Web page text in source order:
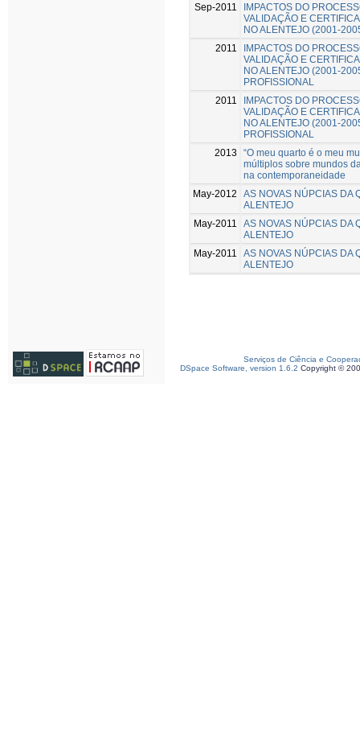
Sep-2011
IMPACTOS DO
VALIDAÇÃO E
NO ALENTEJO (2001-
2011
IMPACTOS DO
VALIDAÇÃO E
NO ALENTEJO (2001-
PROFISSIONAL
2011
IMPACTOS DO
VALIDAÇÃO E
NO ALENTEJO (2001-
PROFISSIONAL
2013
“O meu quarto é o meu
múltiplos sobre mundos
na contemporaneidade
May-2012
AS NOVAS NÚPCIAS DA
ALENTEJO
May-2011
AS NOVAS NÚPCIAS DA
ALENTEJO
May-2011
AS NOVAS NÚPCIAS DA
ALENTEJO
Serviços de Ciência e
DSpace Software, version 1.6.2 Copyright ©